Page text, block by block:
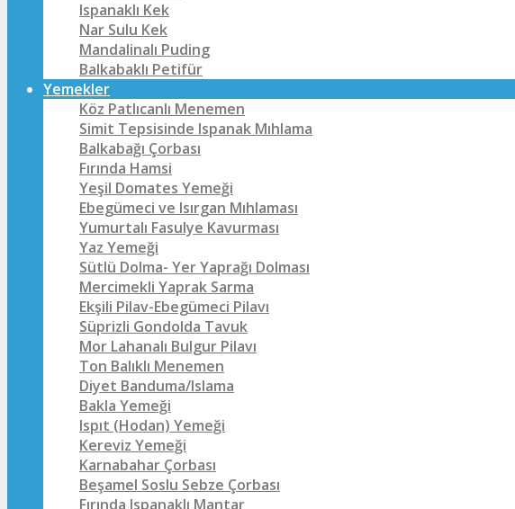
Ispanaklı Kek
Nar Sulu Kek
Mandalinalı Puding
Balkabaklı Petifür
Yemekler
Köz Patlıcanlı Menemen
Simit Tepsisinde Ispanak Mıhlama
Balkabağı Çorbası
Fırında Hamsi
Yeşil Domates Yemeği
Ebegümeci ve Isırgan Mıhlaması
Yumurtalı Fasulye Kavurması
Yaz Yemeği
Sütlü Dolma- Yer Yaprağı Dolması
Mercimekli Yaprak Sarma
Ekşili Pilav-Ebegümeci Pilavı
Süprizli Gondolda Tavuk
Mor Lahanalı Bulgur Pilavı
Ton Balıklı Menemen
Diyet Banduma/Islama
Bakla Yemeği
Ispıt (Hodan) Yemeği
Kereviz Yemeği
Karnabahar Çorbası
Beşamel Soslu Sebze Çorbası
Fırında Ispanaklı Mantar